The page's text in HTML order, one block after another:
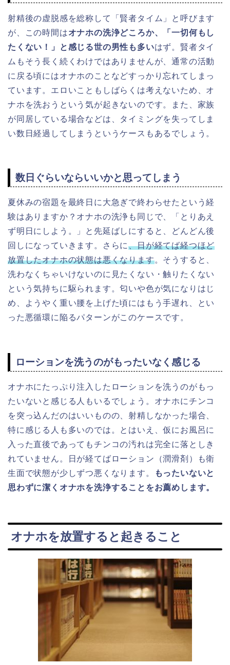
射精後の虚脱感を総称して「賢者タイム」と呼びます
が、この時間はオナホの洗浄どころか、「一切何もし
たくない！」と感じる世の男性も多いはず。賢者タイ
ムもそう長く続くわけではありませんが、通常の活動
に戻る頃にはオナホのことなどすっかり忘れてしまっ
ています。エロいこともしばらくは考えないため、オ
ナホを洗おうという気が起きないのです。また、家族
が同居している場合などは、タイミングを失ってしま
い数日経過してしまうというケースもあるでしょう。
数日ぐらいならいいかと思ってしまう
夏休みの宿題を最終日に大急ぎで終わらせたという経
験はありますか？ オナホの洗浄も同じで、「とりあえ
ず明日にしよう。」と先延ばしにすると、どんどん後
回しになっていきます。さらに、日が経てば経つほど
放置したオナホの状態は悪くなります。 そうすると、
洗わなくちゃいけないのに見たくない・触りたくない
という気持ちに駆られます。匂いや色が気になりはじ
め、ようやく重い腰を上げた頃にはもう手遅れ、とい
った悪循環に陥るパターンがこのケースです。
ローションを洗うのがもったいなく感じる
オナホにたっぷり注入したローションを洗うのがもっ
たいないと感じる人もいるでしょう。 オナホにチンコ
を突っ込んだのはいいものの、射精しなかった場合、
特に感じる人も多いのでは。とはいえ、仮にお風呂に
入った直後であってもチンコの汚れは完全に落としき
れていません。日が経てばローション（潤滑剤）も衛
生面で状態が少しずつ悪くなります。
もったいないと
思わずに潔くオナホを洗浄することをお薦めします。
オナホを放置すると起きること